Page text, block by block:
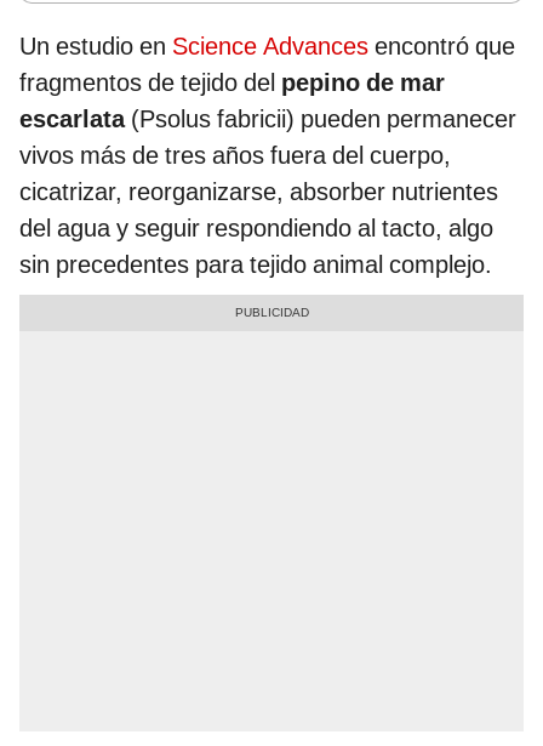
Un estudio en Science Advances encontró que
fragmentos de tejido del pepino de mar
escarlata(Psolus fabricii) pueden permanecer
vivos más de tres años fuera del cuerpo,
cicatrizar, reorganizarse, absorber nutrientes
del agua y seguir respondiendo al tacto, algo
sin precedentes para tejido animal complejo.